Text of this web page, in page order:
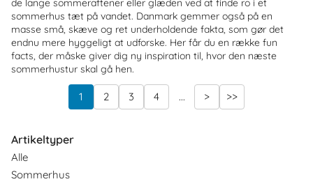
de lange sommeraftener eller glæden ved at finde ro i et
sommerhus tæt på vandet. Danmark gemmer også på en
masse små, skæve og ret underholdende fakta, som gør det
endnu mere hyggeligt at udforske. Her får du en række fun
facts, der måske giver dig ny inspiration til, hvor den næste
sommerhustur skal gå hen.
1 2 3 4 ... > >>
Artikeltyper
Alle
Sommerhus